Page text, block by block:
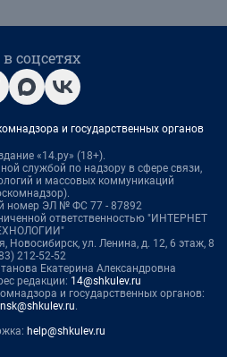
соцсетях
и государственных органов
«14.ру» (18+).
службой по надзору в сфере связи,
и массовых коммуникаций
номер ЭЛ № ФС 77 - 87892
ответственностью "ИНТЕРНЕТ
Новосибирск, ул. Ленина, д. 12, 6 этаж, 8
212-52-52
Екатерина Александровна
редакции: 14@shkulev.ru
и государственных органов:
.
help@shkulev.ru